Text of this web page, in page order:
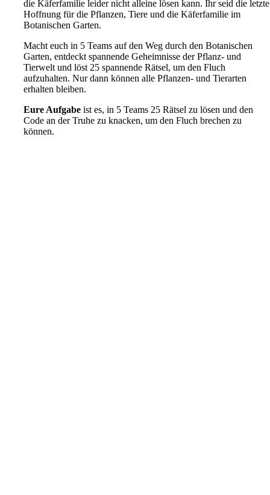
die Käferfamilie leider nicht alleine lösen kann. Ihr seid die letzte
Hoffnung für die Pflanzen, Tiere und die Käferfamilie im
Botanischen Garten.
Macht euch in 5 Teams auf den Weg durch den Botanischen
Garten, entdeckt spannende Geheimnisse der Pflanz- und
Tierwelt und löst 25 spannende Rätsel, um den Fluch
aufzuhalten. Nur dann können alle Pflanzen- und Tierarten
erhalten bleiben.
Eure Aufgabe ist es, in 5 Teams 25 Rätsel zu lösen und den
Code an der Truhe zu knacken, um den Fluch brechen zu
können.